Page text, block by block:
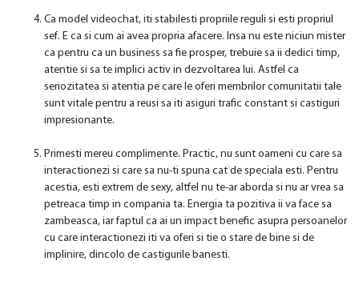
Ca model videochat, iti stabilesti propriile reguli si esti propriul
sef. E ca si cum ai avea propria afacere. Insa nu este niciun mister
ca pentru ca un business sa fie prosper, trebuie sa ii dedici timp,
atentie si sa te implici activ in dezvoltarea lui. Astfel ca
seriozitatea si atentia pe care le oferi membrilor comunitatii tale
sunt vitale pentru a reusi sa iti asiguri trafic constant si castiguri
impresionante.
Primesti mereu complimente. Practic, nu sunt oameni cu care sa
interactionezi si care sa nu-ti spuna cat de speciala esti. Pentru
acestia, esti extrem de sexy, altfel nu te-ar aborda si nu ar vrea sa
petreaca timp in compania ta. Energia ta pozitiva ii va face sa
zambeasca, iar faptul ca ai un impact benefic asupra persoanelor
cu care interactionezi iti va oferi si tie o stare de bine si de
implinire, dincolo de castigurile banesti.